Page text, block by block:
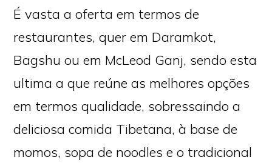
É vasta a oferta em termos de
restaurantes, quer em Daramkot,
Bagshu ou em McLeod Ganj, sendo esta
ultima a que reúne as melhores opções
em termos qualidade, sobressaindo a
deliciosa comida Tibetana, à base de
momos, sopa de noodles e o tradicional